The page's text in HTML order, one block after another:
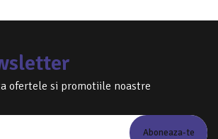
ofertele si promotiile noastre